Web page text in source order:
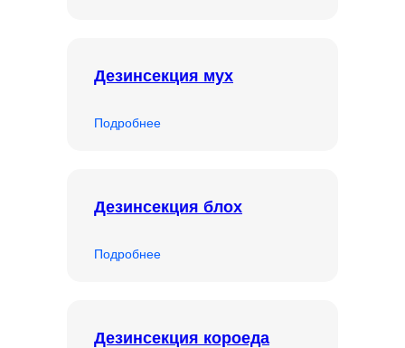
Дезинсекция мух
Подробнее
Дезинсекция блох
Подробнее
Дезинсекция короеда